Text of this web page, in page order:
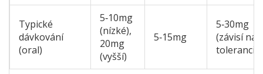
Typické
dávkování
(oral)
5‑10mg
(nízké),
20mg
(vyšší)
5‑15mg
5‑30mg
(závisí na
toleranci)